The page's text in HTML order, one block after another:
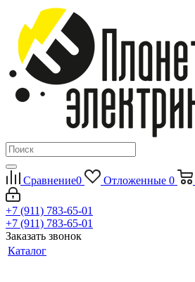
Сравнение0 Отложенные 0
+7 (911) 783-65-01
+7 (911) 783-65-01
Заказать звонок
Каталог